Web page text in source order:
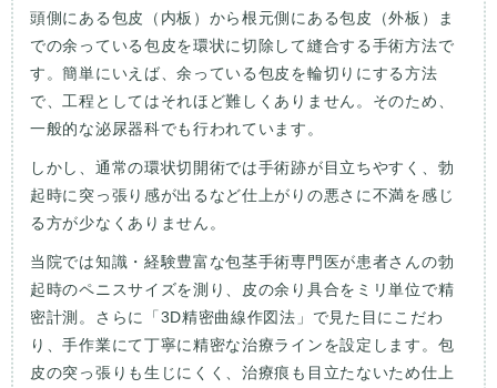
頭側にある包皮（内板）から根元側にある包皮（外板）ま
での余っている包皮を環状に切除して縫合する手術方法で
す。簡単にいえば、余っている包皮を輪切りにする方法
で、工程としてはそれほど難しくありません。そのため、
一般的な泌尿器科でも行われています。
しかし、通常の環状切開術では手術跡が目立ちやすく、勃
起時に突っ張り感が出るなど仕上がりの悪さに不満を感じ
る方が少なくありません。
当院では知識・経験豊富な包茎手術専門医が患者さんの勃
起時のペニスサイズを測り、皮の余り具合をミリ単位で精
密計測。さらに「3D精密曲線作図法」で見た目にこだわ
り、手作業にて丁寧に精密な治療ラインを設定します。包
皮の突っ張りも生じにくく、治療痕も目立たないため仕上